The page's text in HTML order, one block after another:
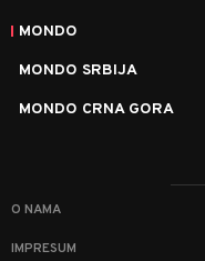
MONDO
MONDO SRBIJA
MONDO CRNA GORA
O NAMA
IMPRESUM